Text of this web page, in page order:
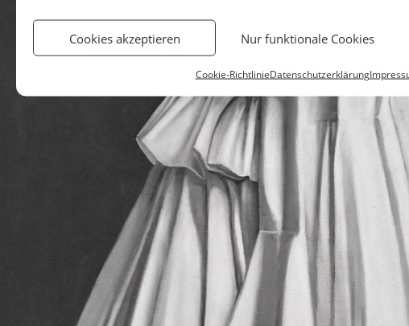
Cookies akzeptieren Nur funktionale Cookies
Cookie-RichtlinieDatenschutzerklärung